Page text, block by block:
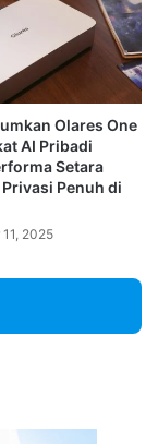
Olares One
AI Pribadi
Setara
Penuh di
2025